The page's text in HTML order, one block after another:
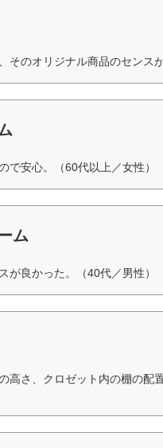
そのオリジナル商品のセンス
で安心。（60代以上／女性）
ム
が良かった。（40代／男性）
高さ、クロゼット内の棚の配